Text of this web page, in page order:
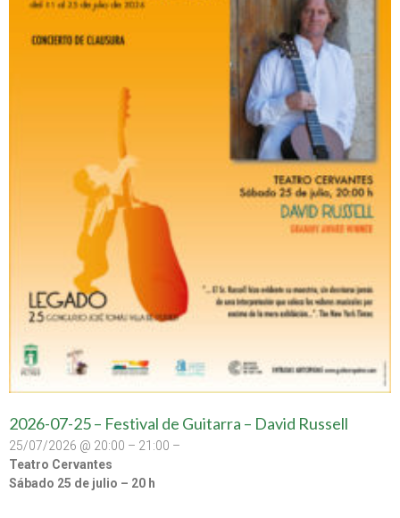
2026-07-25 – Festival de Guitarra – David Russell
25/07/2026 @ 20:00 – 21:00 –
Teatro Cervantes
Sábado 25 de julio – 20 h